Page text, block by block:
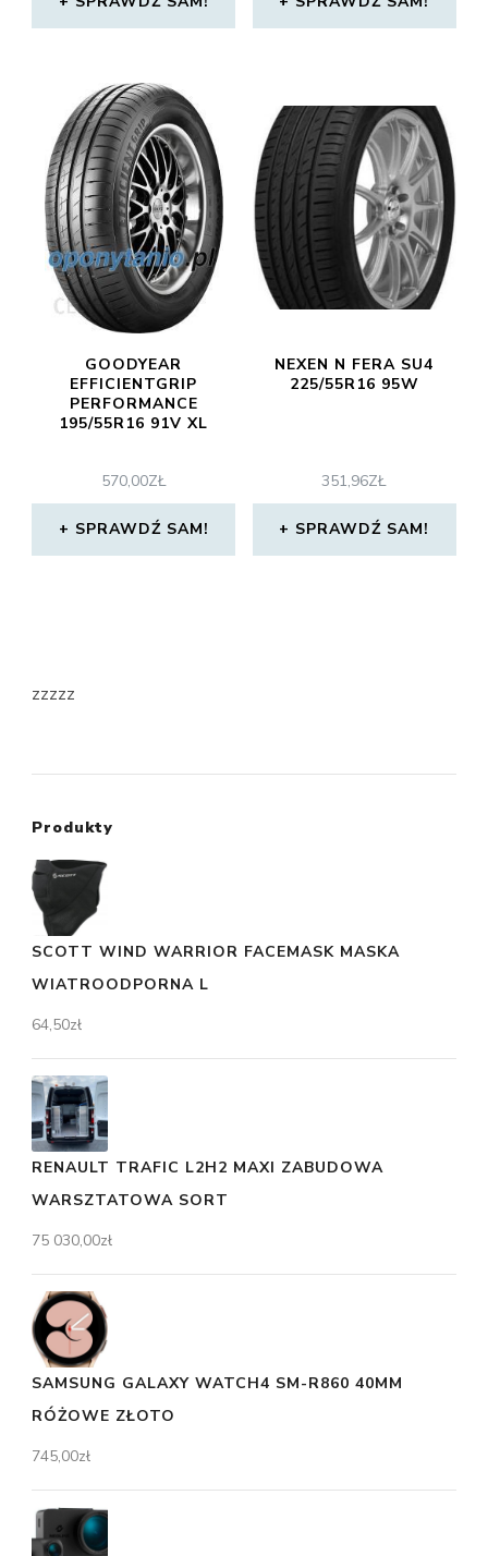
GOODYEAR
EFFICIENTGRIP
PERFORMANCE
195/55R16 91V XL
570,00ZŁ
SPRAWDŹ SAM!
NEXEN N FERA SU4
225/55R16 95W
351,96ZŁ
SPRAWDŹ SAM!
zzzzz
Produkty
SCOTT WIND WARRIOR FACEMASK MASKA
WIATROODPORNA L
64,50zł
RENAULT TRAFIC L2H2 MAXI ZABUDOWA
WARSZTATOWA SORT
75 030,00zł
SAMSUNG GALAXY WATCH4 SM-R860 40MM
RÓŻOWE ZŁOTO
745,00zł